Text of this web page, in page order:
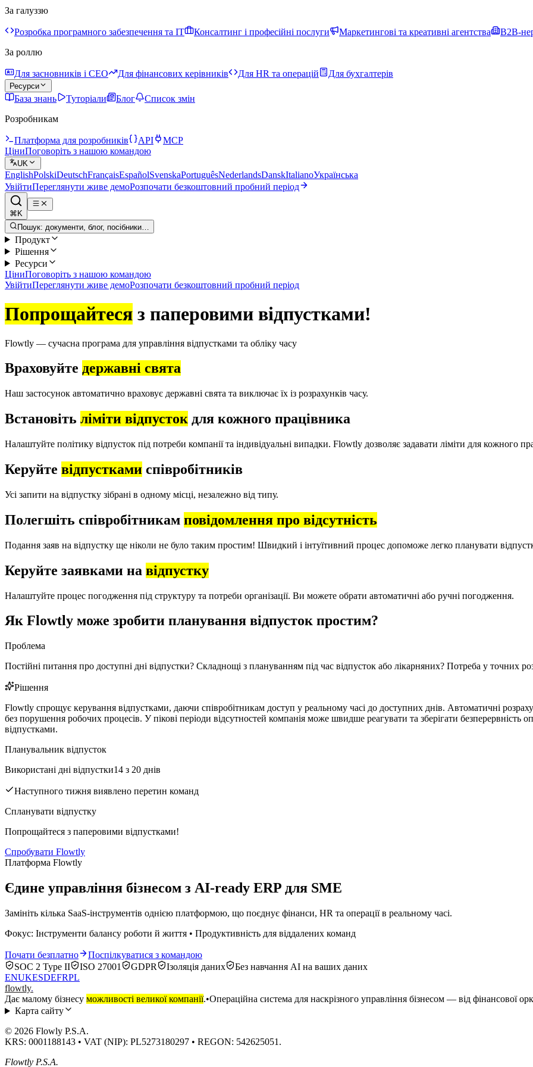
За галуззю
Розробка програмного забезпечення та IT Консалтинг і професійні послуги Маркетингові та креативні агентства B2B-
За роллю
Для засновників і CEO Для фінансових керівників Для HR та операцій Для бухгалтерів
Ресурси
База знань Туторіали Блог
Список змін
Розробникам
Платформа для розробників API
MCP
ЦіниПоговоріть з нашою командою
UK
EnglishPolskiDeutschFrançaisEspañolSvenskaPortuguêsNederlandsDanskItalianoУкраїнська
УвійтиПереглянути живе демоРозпочати безкоштовний пробний період
⌘K
Пошук: документи, блог, посібники…
Продукт
Рішення
Ресурси
ЦіниПоговоріть з нашою командою
УвійтиПереглянути живе демоРозпочати безкоштовний пробний період
Попрощайтеся з паперовими відпустками!
Flowtly — сучасна програма для управління відпустками та обліку часу
Враховуйте державні свята
Наш застосунок автоматично враховує державні свята та виключає їх із розрахунків часу.
Встановіть ліміти відпусток для кожного працівника
Налаштуйте політику відпусток під потреби компанії та індивідуальні випадки. Flowtly дозволяє задавати ліміти для кожного
Керуйте відпустками співробітників
Усі запити на відпустку зібрані в одному місці, незалежно від типу.
Полегшіть співробітникам повідомлення про відсутність
Подання заяв на відпустку ще ніколи не було таким простим! Швидкий і інтуїтивний процес допоможе легко планувати
Керуйте заявками на відпустку
Налаштуйте процес погодження під структуру та потреби організації. Ви можете обрати автоматичні або ручні погодження.
Як Flowtly може зробити планування відпусток простим?
Проблема
Постійні питання про доступні дні відпустки? Складнощі з плануванням під час відпусток або лікарняних? Потреба у точних
Рішення
Flowtly спрощує керування відпустками, даючи співробітникам доступ у реальному часі до доступних днів. Автоматичні
без порушення робочих процесів. У пікові періоди відсутностей компанія може швидше реагувати та зберігати
відпустками.
Планувальник відпусток
Використані дні відпустки14 з 20 днів
Наступного тижня виявлено перетин команд
Спланувати відпустку
Попрощайтеся з паперовими відпустками!
Спробувати Flowtly
Платформа Flowtly
Єдине управління бізнесом з AI-ready ERP для SME
Замініть кілька SaaS-інструментів однією платформою, що поєднує фінанси, HR та операції в реальному часі.
Фокус: Інструменти балансу роботи й життя • Продуктивність для віддалених команд
Почати безплатно
Поспілкуватися з командою
SOC 2 Type II
ISO 27001 GDPR Ізоляція даних
Без навчання AI на ваших даних
ENUKESDEFRPL
flowtly.
Дає малому бізнесу можливості великої компанії.•Операційна система для наскрізного управління бізнесом — від фінансової
Карта сайту
© 2026 Flowly P.S.A.
KRS: 0001188143 • VAT (NIP): PL5273180297 • REGON: 542625051.
Flowtly P.S.A.